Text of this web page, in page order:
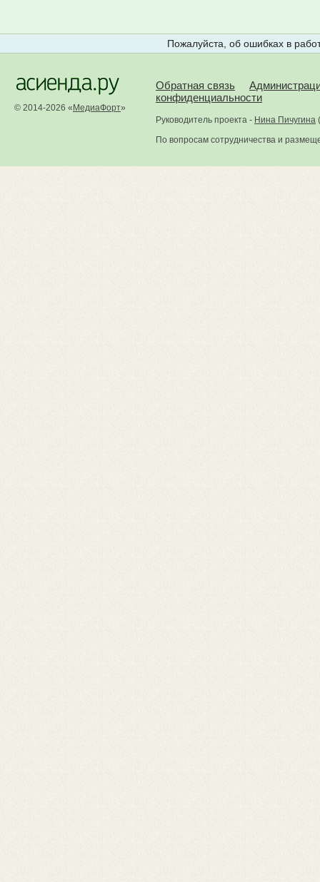
Пожалуйста, об ошибках в
© 2014-2026 « МедиаФорт»
Обратная связь
конфиденциальности
Руководитель проекта - Нина Пичугина (
По вопросам сотрудничества и